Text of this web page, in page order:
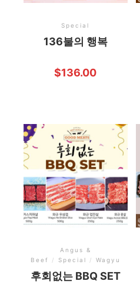
Special
136불의 행복
$136.00
Angus &
Beef
/ Special / Wagyu
후회없는 BBQ SET